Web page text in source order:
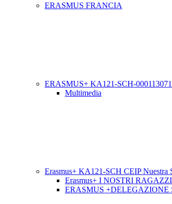
ERASMUS FRANCIA
ERASMUS+ KA121-SCH-000113071
Multimedia
Erasmus+ KA121-SCH CEIP
Erasmus+ I NOSTRI
ERASMUS +DELEGAZIONE